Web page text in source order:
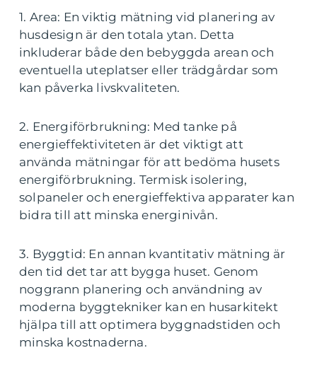
1. Area: En viktig mätning vid planering av
husdesign är den totala ytan. Detta
inkluderar både den bebyggda arean och
eventuella uteplatser eller trädgårdar som
kan påverka livskvaliteten.
2. Energiförbrukning: Med tanke på
energieffektiviteten är det viktigt att
använda mätningar för att bedöma husets
energiförbrukning. Termisk isolering,
solpaneler och energieffektiva apparater kan
bidra till att minska energinivån.
3. Byggtid: En annan kvantitativ mätning är
den tid det tar att bygga huset. Genom
noggrann planering och användning av
moderna byggtekniker kan en husarkitekt
hjälpa till att optimera byggnadstiden och
minska kostnaderna.